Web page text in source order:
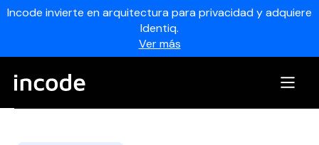
Incode invierte en arquitectura para privacidad y adquiere
Identiq.
Ver más